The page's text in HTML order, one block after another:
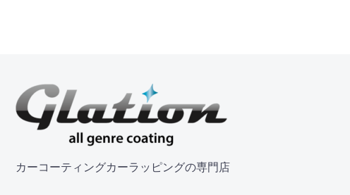
カーコーティングカーラッピングの専門店